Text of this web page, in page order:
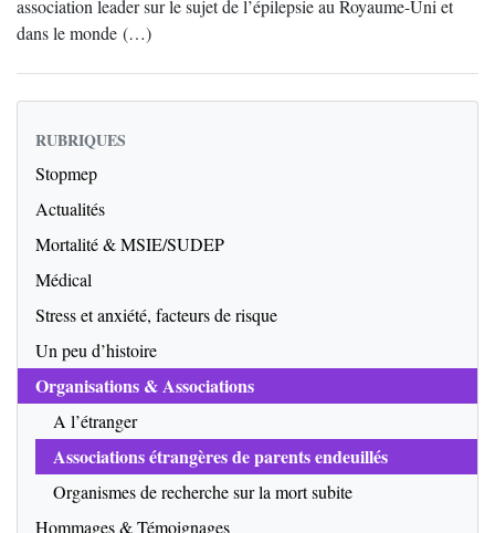
association leader sur le sujet de l’épilepsie au Royaume-Uni et
dans le monde (…)
RUBRIQUES
Stopmep
Actualités
Mortalité & MSIE/SUDEP
Médical
Stress et anxiété, facteurs de risque
Un peu d’histoire
Organisations & Associations
A l’étranger
Associations étrangères de parents endeuillés
Organismes de recherche sur la mort subite
Hommages & Témoignages